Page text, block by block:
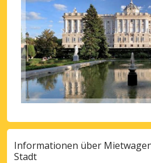
Informationen über
Stadt